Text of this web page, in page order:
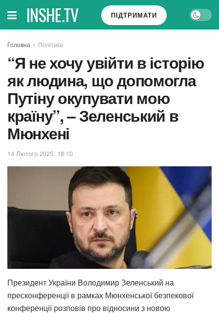
INSHE.TV ПІДТРИМАТИ
Головна Політика
“Я не хочу увійти в історію
як людина, що допомогла
Путіну окупувати мою
країну”, – Зеленський в
Мюнхені
14 Лютого 2025, 18:10
Президент України Володимир Зеленський на
пресконференції в рамках Мюнхенської безпекової
конференції розповів про відносини з новою